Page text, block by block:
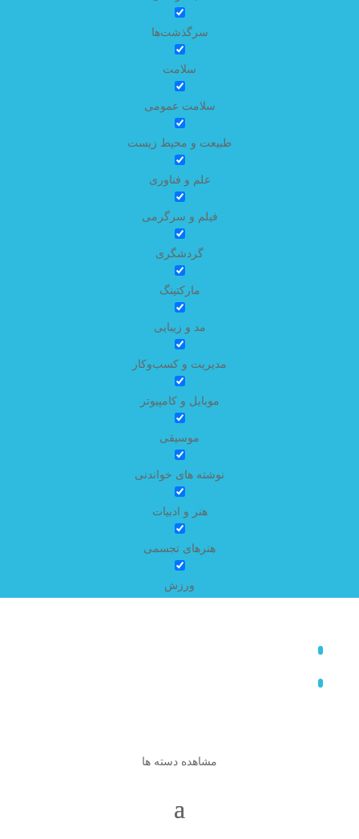
سرگذشت‌ها
سلامت
سلامت عمومی
طبیعت و محیط زیست
علم و فناوری
فیلم و سرگرمی
گردشگری
مارکتینگ
مد و زیبایی
مدیریت و کسب‌وکار
موبایل و کامپیوتر
موسیقی
نوشته های خواندنی
هنر و ادبیات
هنرهای تجسمی
ورزش
مشاهده دسته ها